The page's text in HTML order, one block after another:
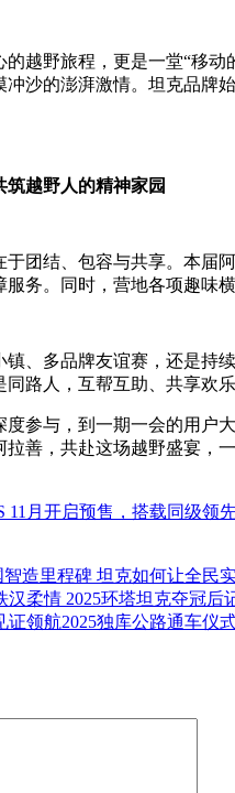
越野旅程，更是一堂“移
沙的澎湃激情。坦克品牌
越野人的精神家园
于团结、包容与共享。本届
服务。同时，营地各项趣味
、多品牌友谊赛，还是持
路人，互帮互助、共享欢
度参与，到一期一会的用户
善，共赴这场越野盛宴，
11月开启预售，搭载同级领
造里程碑 坦克如何让全民
汉柔情 2025环塔坦克夺冠后
证领航2025独库公路通车仪